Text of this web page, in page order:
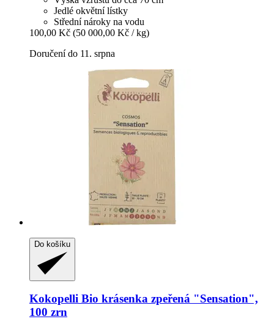
Jedlé okvětní lístky
Střední nároky na vodu
100,00 Kč (50 000,00 Kč / kg)
Doručení do 11. srpna
Do košíku
Kokopelli Bio krásenka zpeřená "Sensation",
100 zrn